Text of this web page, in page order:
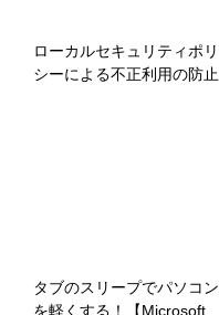
ローカルセキュリティポリ
シーによる不正利用の防止
タブのスリープでパソコン
を軽くする！【Microsoft